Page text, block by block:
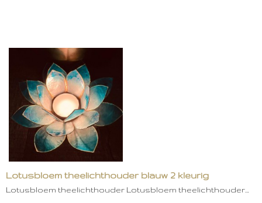
Lotusbloem theelichthouder blauw 2 kleurig
Lotusbloem theelichthouder Lotusbloem theelichthouder…